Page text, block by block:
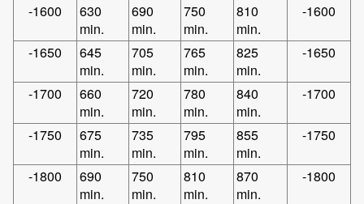
-1600
630
min.
690
min.
750
min.
810
min.
-1600
-1650
645
min.
705
min.
765
min.
825
min.
-1650
-1700
660
min.
720
min.
780
min.
840
min.
-1700
-1750
675
min.
735
min.
795
min.
855
min.
-1750
-1800
690
min.
750
min.
810
min.
870
min.
-1800